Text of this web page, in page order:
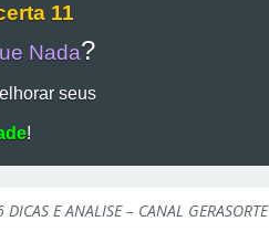
11
Nada?
seus
!
E ANALISE – CANAL GERASORTE